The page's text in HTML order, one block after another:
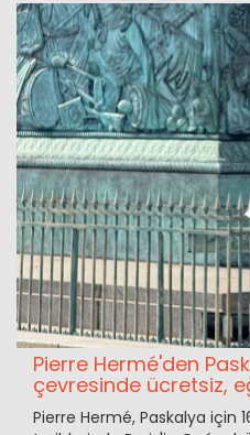
Pierre Hermé'den
çevresinde ücretsiz,
Pierre Hermé, Paskalya için